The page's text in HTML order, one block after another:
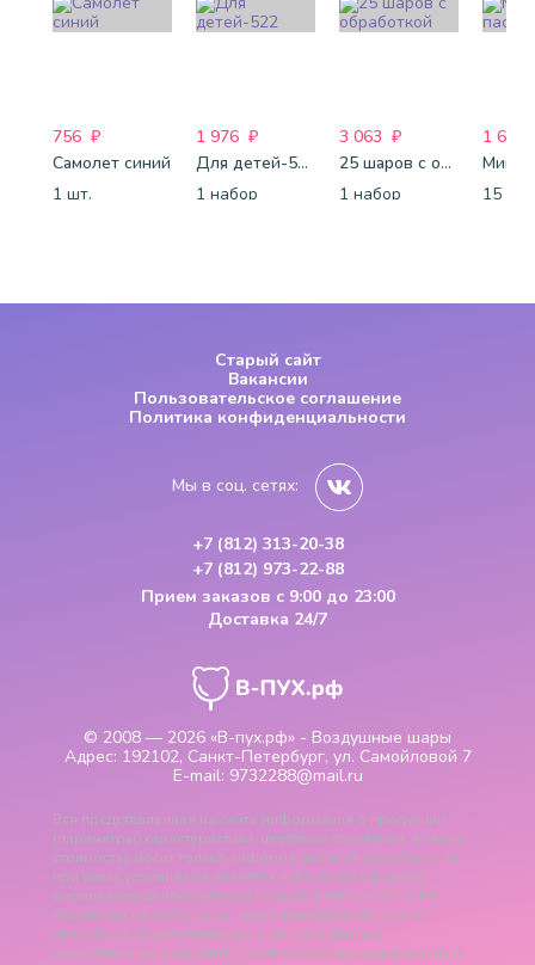
756 ₽
Самолет синий
1 шт.
1 976 ₽
Для детей-522
1 набор
3 063 ₽
25 шаров с обработкой
1 набор
1 688
Микс-
15 шт.
© 2008 — 2026 «В-пух.рф» - Воздушные шары
Адрес: 192102, Санкт-Петербург, ул. Самойловой 7
E-mail: 9732288@mail.ru
Старый сайт
Вакансии
Пользовательское соглашение
Политика конфиденциальности
Мы в соц. сетях:
+7 (812) 313-20-38
+7 (812) 973-22-88
Прием заказов с 9:00 до 23:00
Доставка 24/7
Вся представленная на сайте информация о продукции
(параметры, характеристики, цветовые сочетания, а также
стоимость), носит только информационный характер и ни
при каких условиях не является публичной офертой,
определяемой положениями пункта 2 статьи 437 ГК РФ.
Указанные на сайте цены - рекомендованные и могут
отличаться от действительных цен. Все данные,
представленные на сайте, носят сугубо информационный